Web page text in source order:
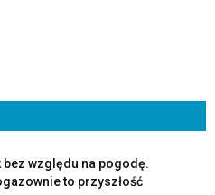
bez względu na pogodę.
to przyszłość